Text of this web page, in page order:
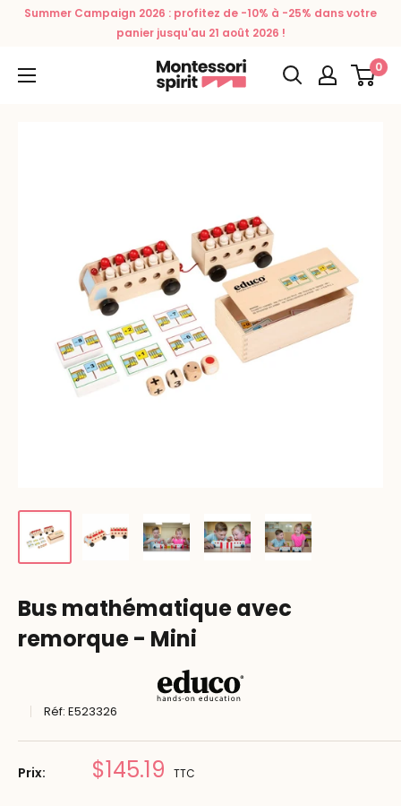
PasserSummer Campaign 2026 : profitez de -10% à -25% dans votre
panier jusqu'au 21 août 2026 !
Montessori
Spirit
0
Bus mathématique avec
remorque - Mini
Réf: E523326
Prix: Prix
$145.19 TTC